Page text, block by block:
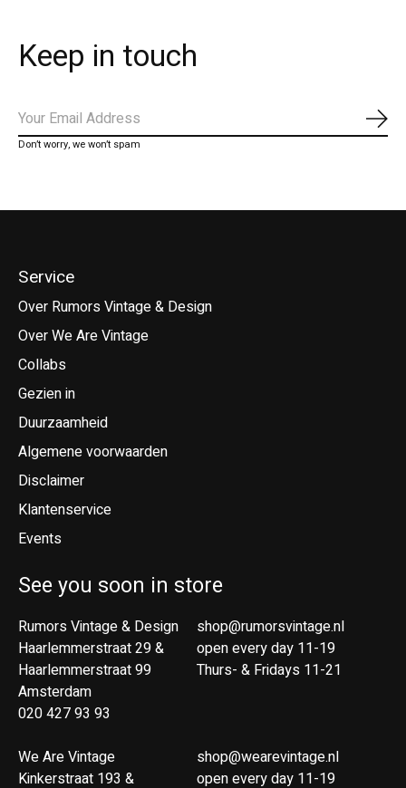
Keep in touch
Don’t worry, we won’t spam
Service
Over Rumors Vintage & Design
Over We Are Vintage
Collabs
Gezien in
Duurzaamheid
Algemene voorwaarden
Disclaimer
Klantenservice
Events
See you soon in store
Rumors Vintage & Design
Haarlemmerstraat 29 &
Haarlemmerstraat 99
Amsterdam
020 427 93 93
We Are Vintage
Kinkerstraat 193 &
shop@rumorsvintage.nl
open every day 11-19
Thurs- & Fridays 11-21
shop@wearevintage.nl
open every day 11-19